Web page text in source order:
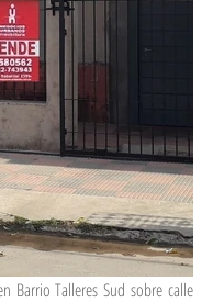
Barrio Talleres Sud sobre calle